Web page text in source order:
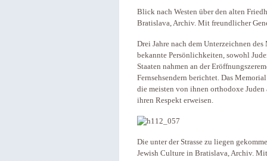
Blick nach Westen über den alten
Bratislava, Archiv. Mit freundlicher
Drei Jahre nach dem Unterzeichnen
bekannte Persönlichkeiten, sowohl
Staaten nahmen an der
Fernsehsendern berichtet. Das
die meisten von ihnen orthodoxe Juden
ihren Respekt erweisen.
Die unter der Strasse zu liegen
Jewish Culture in Bratislava, Archiv.